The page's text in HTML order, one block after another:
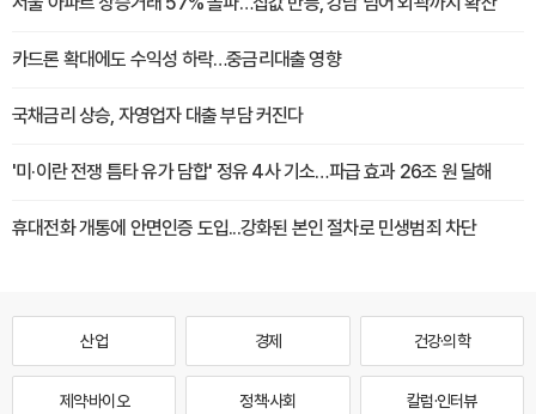
카드론 확대에도 수익성 하락…중금리대출 영향
국채금리 상승, 자영업자 대출 부담 커진다
'미·이란 전쟁 틈타 유가 담합' 정유 4사 기소…파급 효과 26조 원 달해
휴대전화 개통에 안면인증 도입...강화된 본인 절차로 민생범죄 차단
산업 경제 건강·의학
제약·바이오 정책·사회 칼럼·인터뷰